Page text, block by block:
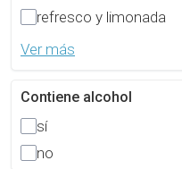
refresco y limonada
Ver más
Contiene alcohol
sí
no